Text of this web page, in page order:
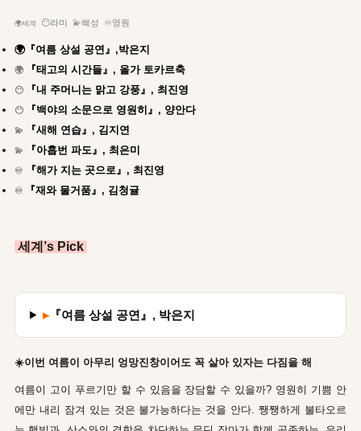
🌍세계 😶라미 💫혜성 ♾️영원
🌍『여름 상설 공연』,박은지
🌍 『태고의 시간들』, 올가 토카르축
😶 『내 주머니는 맑고 강풍』, 최진영
😶 『백야의 소문으로 영원히』, 양안다
💫 『새해 연습』, 김지연
💫 『아홉번 파도』, 최은미
♾️ 『해가 지는 곳으로』, 최진영
♾️ 『재와 물거품』, 김청귤
세계’s Pick
▸『여름 상설 공연』, 박은지
☀️이번 여름이 아무리 엉망진창이어도 꼭 살아 있자는 다짐을 해
여름이 고이 푸르기만 할 수 있음을 장담할 수 있을까? 영원히 기쁨 안
에만 내리 잠겨 있는 것은 불가능하다는 것을 안다. 쨍쨍하게 불타오르